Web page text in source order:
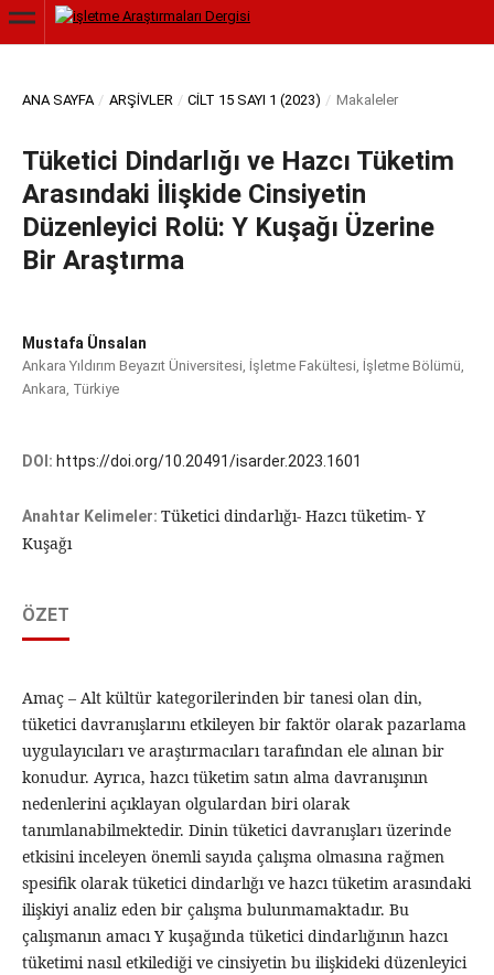
ANA SAYFA / ARŞIVLER / CILT 15 SAYI 1 (2023) / Makaleler
Tüketici Dindarlığı ve Hazcı Tüketim
Arasındaki İlişkide Cinsiyetin
Düzenleyici Rolü: Y Kuşağı Üzerine
Bir Araştırma
Mustafa Ünsalan
Ankara Yıldırım Beyazıt Üniversitesi, İşletme Fakültesi, İşletme Bölümü,
Ankara, Türkiye
DOI: https://doi.org/10.20491/isarder.2023.1601
Anahtar Kelimeler: Tüketici dindarlığı- Hazcı tüketim- Y
Kuşağı
ÖZET
Amaç – Alt kültür kategorilerinden bir tanesi olan din,
tüketici davranışlarını etkileyen bir faktör olarak pazarlama
uygulayıcıları ve araştırmacıları tarafından ele alınan bir
konudur. Ayrıca, hazcı tüketim satın alma davranışının
nedenlerini açıklayan olgulardan biri olarak
tanımlanabilmektedir. Dinin tüketici davranışları üzerinde
etkisini inceleyen önemli sayıda çalışma olmasına rağmen
spesifik olarak tüketici dindarlığı ve hazcı tüketim arasındaki
ilişkiyi analiz eden bir çalışma bulunmamaktadır. Bu
çalışmanın amacı Y kuşağında tüketici dindarlığının hazcı
tüketimi nasıl etkilediği ve cinsiyetin bu ilişkideki düzenleyici